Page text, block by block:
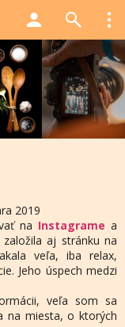
2019
na Instagrame a
aj stránku na
veľa, iba relax,
Jeho úspech medzi
veľa som sa
na miesta, o ktorých